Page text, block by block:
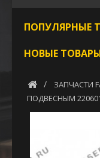
ПОПУЛЯРНЫЕ
НОВЫЕ
ЗАПЧАСТИ
ПОДВЕСНЫМ